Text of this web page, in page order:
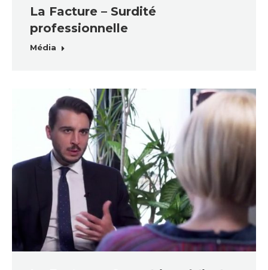
La Facture – Surdité
professionnelle
Média